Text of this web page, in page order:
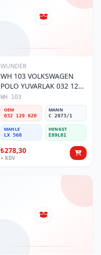
WUNDER
WH 103 VOLKSWAGEN
POLO YUVARLAK 032 129
620 Hava Filtresi
WH 103
OEM
032 129 620
MANN
C 2873/1
MAHLE
LX 568
HENGST
E89L01
₺278,30
+ KDV